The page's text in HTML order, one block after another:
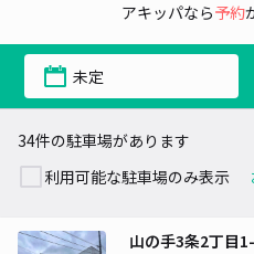
アキッパなら予約
未定
34件の駐車場があります
利用可能な駐車場のみ表示
山の手3条2丁目